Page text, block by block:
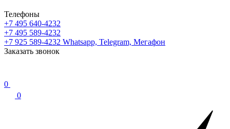
Телефоны
+7 495 640-4232
+7 495 589-4232
+7 925 589-4232 Whatsapp, Telegram, Мегафон
Заказать звонок
0
0